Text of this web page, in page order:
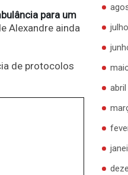
para um
Alexandre ainda
de protocolos
abril